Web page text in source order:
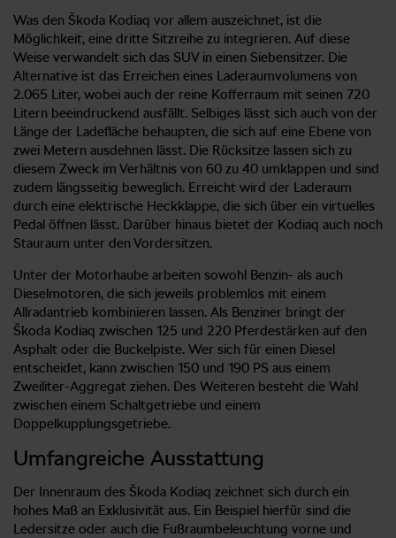
Was den Škoda Kodiaq vor allem auszeichnet, ist die
Möglichkeit, eine dritte Sitzreihe zu integrieren. Auf diese
Weise verwandelt sich das SUV in einen Siebensitzer. Die
Alternative ist das Erreichen eines Laderaumvolumens von
2.065 Liter, wobei auch der reine Kofferraum mit seinen 720
Litern beeindruckend ausfällt. Selbiges lässt sich auch von der
Länge der Ladefläche behaupten, die sich auf eine Ebene von
zwei Metern ausdehnen lässt. Die Rücksitze lassen sich zu
diesem Zweck im Verhältnis von 60 zu 40 umklappen und sind
zudem längsseitig beweglich. Erreicht wird der Laderaum
durch eine elektrische Heckklappe, die sich über ein virtuelles
Pedal öffnen lässt. Darüber hinaus bietet der Kodiaq auch noch
Stauraum unter den Vordersitzen.
Unter der Motorhaube arbeiten sowohl Benzin- als auch
Dieselmotoren, die sich jeweils problemlos mit einem
Allradantrieb kombinieren lassen. Als Benziner bringt der
Škoda Kodiaq zwischen 125 und 220 Pferdestärken auf den
Asphalt oder die Buckelpiste. Wer sich für einen Diesel
entscheidet, kann zwischen 150 und 190 PS aus einem
Zweiliter-Aggregat ziehen. Des Weiteren besteht die Wahl
zwischen einem Schaltgetriebe und einem
Doppelkupplungsgetriebe.
Umfangreiche Ausstattung
Der Innenraum des Škoda Kodiaq zeichnet sich durch ein
hohes Maß an Exklusivität aus. Ein Beispiel hierfür sind die
Ledersitze oder auch die Fußraumbeleuchtung vorne und